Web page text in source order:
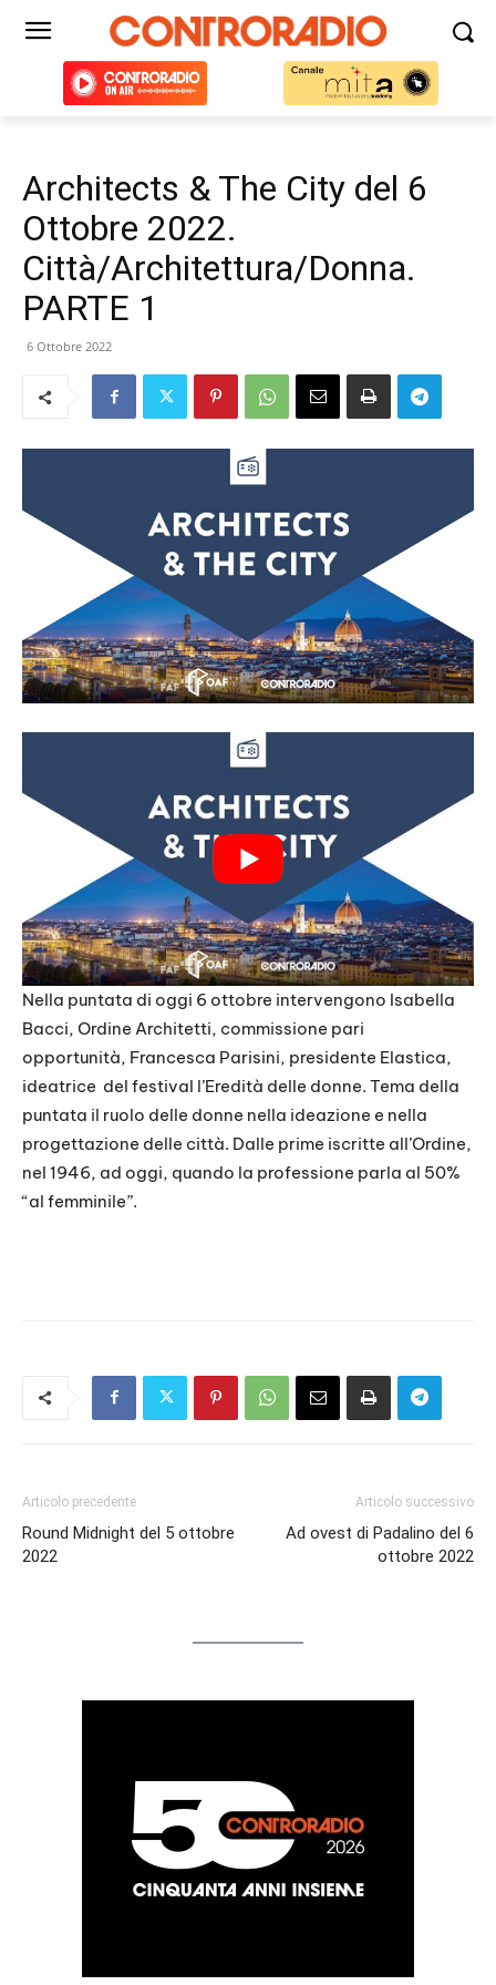
Architects & The City del 6
Ottobre 2022.
Città/Architettura/Donna.
PARTE 1
6 Ottobre 2022
Nella puntata di oggi 6 ottobre intervengono Isabella
Bacci, Ordine Architetti, commissione pari
opportunità, Francesca Parisini, presidente Elastica,
ideatrice del festival l’Eredità delle donne. Tema della
puntata il ruolo delle donne nella ideazione e nella
progettazione delle città. Dalle prime iscritte all’Ordine,
nel 1946, ad oggi, quando la professione parla al 50%
“al femminile”.
Articolo precedente
Round Midnight del 5 ottobre
2022
Articolo successivo
Ad ovest di Padalino del 6
ottobre 2022